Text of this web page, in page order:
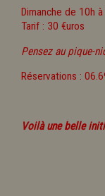
Dimanche de 10h
Tarif : 30 €uros
Pensez au pique-
Réservations :
Voilà une belle